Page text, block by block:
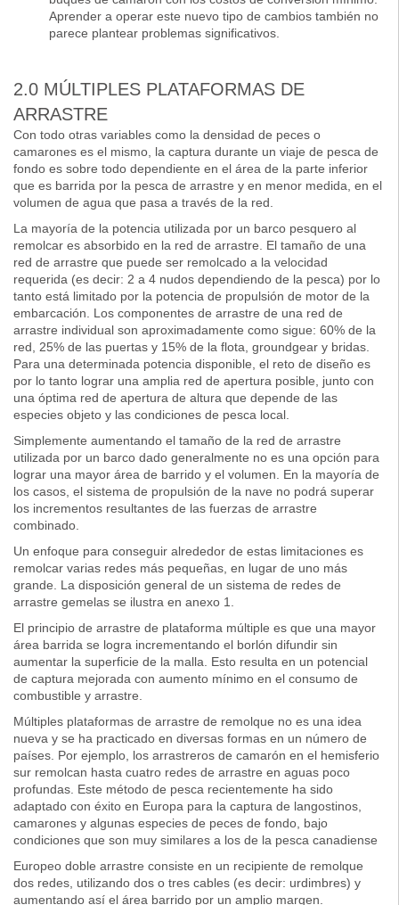
Aprender a operar este nuevo tipo de cambios también no
parece plantear problemas significativos.
2.0 MÚLTIPLES PLATAFORMAS DE
ARRASTRE
Con todo otras variables como la densidad de peces o
camarones es el mismo, la captura durante un viaje de pesca de
fondo es sobre todo dependiente en el área de la parte inferior
que es barrida por la pesca de arrastre y en menor medida, en el
volumen de agua que pasa a través de la red.
La mayoría de la potencia utilizada por un barco pesquero al
remolcar es absorbido en la red de arrastre. El tamaño de una
red de arrastre que puede ser remolcado a la velocidad
requerida (es decir: 2 a 4 nudos dependiendo de la pesca) por lo
tanto está limitado por la potencia de propulsión de motor de la
embarcación. Los componentes de arrastre de una red de
arrastre individual son aproximadamente como sigue: 60% de la
red, 25% de las puertas y 15% de la flota, groundgear y bridas.
Para una determinada potencia disponible, el reto de diseño es
por lo tanto lograr una amplia red de apertura posible, junto con
una óptima red de apertura de altura que depende de las
especies objeto y las condiciones de pesca local.
Simplemente aumentando el tamaño de la red de arrastre
utilizada por un barco dado generalmente no es una opción para
lograr una mayor área de barrido y el volumen. En la mayoría de
los casos, el sistema de propulsión de la nave no podrá superar
los incrementos resultantes de las fuerzas de arrastre
combinado.
Un enfoque para conseguir alrededor de estas limitaciones es
remolcar varias redes más pequeñas, en lugar de uno más
grande. La disposición general de un sistema de redes de
arrastre gemelas se ilustra en anexo 1.
El principio de arrastre de plataforma múltiple es que una mayor
área barrida se logra incrementando el borlón difundir sin
aumentar la superficie de la malla. Esto resulta en un potencial
de captura mejorada con aumento mínimo en el consumo de
combustible y arrastre.
Múltiples plataformas de arrastre de remolque no es una idea
nueva y se ha practicado en diversas formas en un número de
países. Por ejemplo, los arrastreros de camarón en el hemisferio
sur remolcan hasta cuatro redes de arrastre en aguas poco
profundas. Este método de pesca recientemente ha sido
adaptado con éxito en Europa para la captura de langostinos,
camarones y algunas especies de peces de fondo, bajo
condiciones que son muy similares a los de la pesca canadiense
Europeo doble arrastre consiste en un recipiente de remolque
dos redes, utilizando dos o tres cables (es decir: urdimbres) y
aumentando así el área barrido por un amplio margen.